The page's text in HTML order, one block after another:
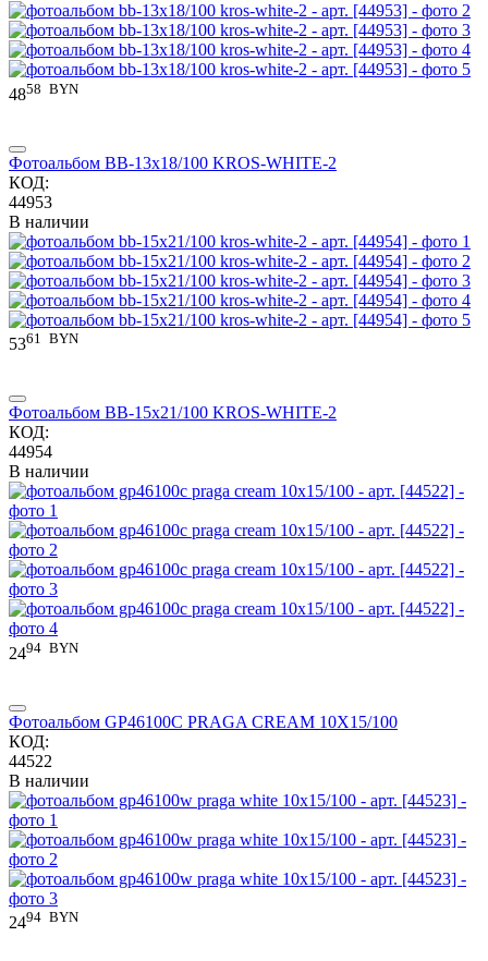
4858 BYN
Фотоальбом BB-13x18/100 KROS-WHITE-2
КОД:
44953
В наличии
5361 BYN
Фотоальбом BB-15x21/100 KROS-WHITE-2
КОД:
44954
В наличии
2494 BYN
Фотоальбом GP46100C PRAGA CREAM 10X15/100
КОД:
44522
В наличии
2494 BYN